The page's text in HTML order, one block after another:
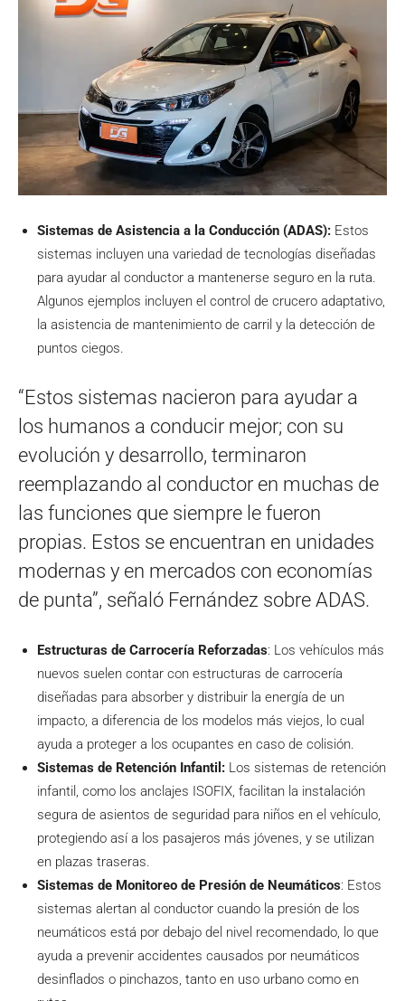
Sistemas de Asistencia a la Conducción (ADAS): Estos
sistemas incluyen una variedad de tecnologías diseñadas
para ayudar al conductor a mantenerse seguro en la ruta.
Algunos ejemplos incluyen el control de crucero adaptativo,
la asistencia de mantenimiento de carril y la detección de
puntos ciegos.
“Estos sistemas nacieron para ayudar a
los humanos a conducir mejor; con su
evolución y desarrollo, terminaron
reemplazando al conductor en muchas de
las funciones que siempre le fueron
propias. Estos se encuentran en unidades
modernas y en mercados con economías
de punta”, señaló Fernández sobre ADAS.
Estructuras de Carrocería Reforzadas: Los vehículos más
nuevos suelen contar con estructuras de carrocería
diseñadas para absorber y distribuir la energía de un
impacto, a diferencia de los modelos más viejos, lo cual
ayuda a proteger a los ocupantes en caso de colisión.
Sistemas de Retención Infantil: Los sistemas de retención
infantil, como los anclajes ISOFIX, facilitan la instalación
segura de asientos de seguridad para niños en el vehículo,
protegiendo así a los pasajeros más jóvenes, y se utilizan
en plazas traseras.
Sistemas de Monitoreo de Presión de Neumáticos: Estos
sistemas alertan al conductor cuando la presión de los
neumáticos está por debajo del nivel recomendado, lo que
ayuda a prevenir accidentes causados por neumáticos
desinflados o pinchazos, tanto en uso urbano como en